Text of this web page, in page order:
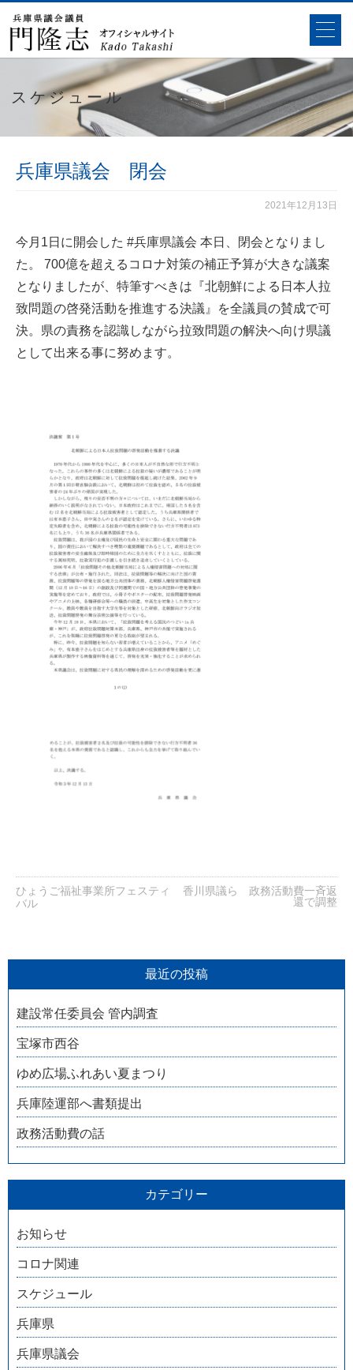
スケジュール
兵庫県議会 閉会
2021年12月13日
今月1日に開会した #兵庫県議会 本日、閉会となりまし
た。 700億を超えるコロナ対策の補正予算が大きな議案
となりましたが、特筆すべきは『北朝鮮による日本人拉
致問題の啓発活動を推進する決議』を全議員の賛成で可
決。県の責務を認識しながら拉致問題の解決へ向け県議
として出来る事に努めます。
ひょうご福祉事業所フェスティ
バル
香川県議ら 政務活動費一斉返
還で調整
最近の投稿
建設常任委員会 管内調査
宝塚市西谷
ゆめ広場ふれあい夏まつり
兵庫陸運部へ書類提出
政務活動費の話
カテゴリー
お知らせ
コロナ関連
スケジュール
兵庫県
兵庫県議会